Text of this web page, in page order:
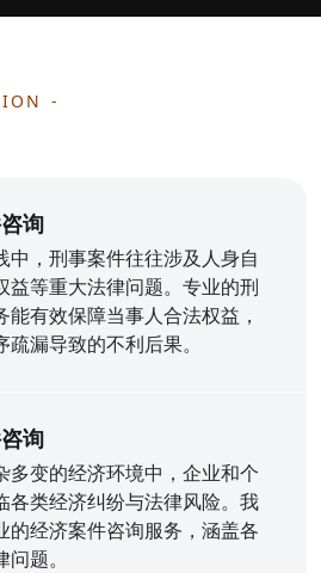
询
中，刑事案件往往涉及人身自
益等重大法律问题。专业的刑
能有效保障当事人合法权益，
疏漏导致的不利后果。
询
多变的经济环境中，企业和个
各类经济纠纷与法律风险。我
的经济案件咨询服务，涵盖各
题。